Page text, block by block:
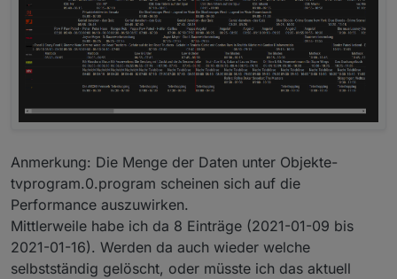
Anmerkung: Die Menge der Daten unter Objekte-
tvprogram.0.program scheinen sich auf die
Performance auszuwirken.
Mittlerweile habe ich da 8 Einträge (2021-01-09 bis
2021-01-16). Werden da auch wieder welche
selbstständig gelöscht, oder müsste ich das aktuell